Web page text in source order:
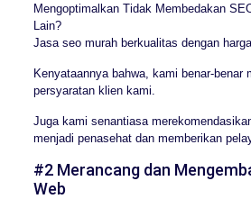
Mengoptimalkan Tidak Membedakan
Lain?
Jasa seo murah berkualitas dengan
Kenyataannya bahwa, kami benar-benar
persyaratan klien kami.
Juga kami senantiasa
menjadi penasehat dan memberikan
#2 Merancang dan
Web